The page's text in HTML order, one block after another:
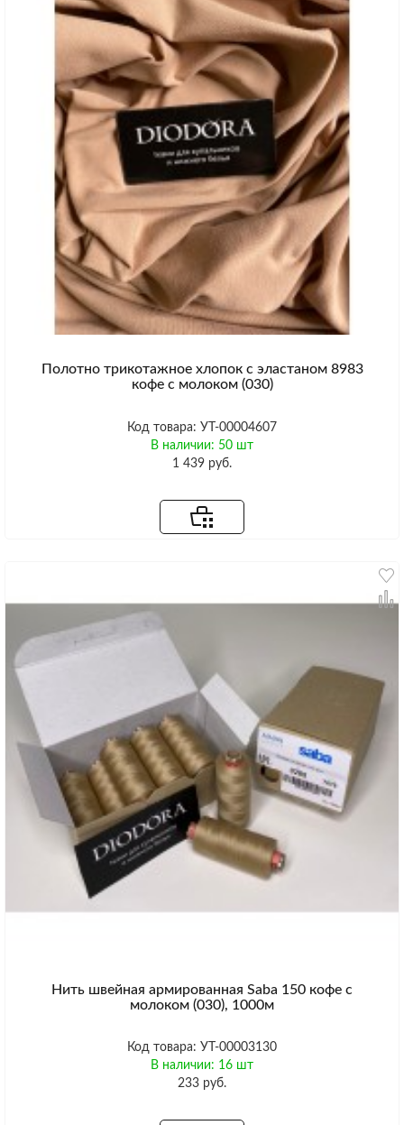
Полотно трикотажное хлопок с эластаном 8983
кофе с молоком (030)
Код товара: УТ-00004607
В наличии: 50 шт
1 439 руб.
Нить швейная армированная Saba 150 кофе с
молоком (030), 1000м
Код товара: УТ-00003130
В наличии: 16 шт
233 руб.